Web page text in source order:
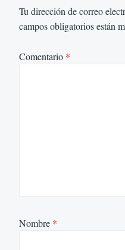
Tu dirección de correo
campos obligatorios están
Comentario *
Nombre *